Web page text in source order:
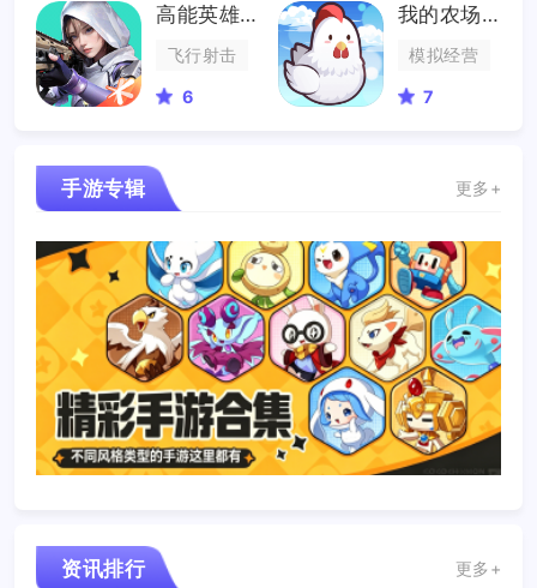
高能英雄体验服
飞行射击
6
我的农场物语
模拟经营
7
手游专辑 更多+
资讯排行 更多+